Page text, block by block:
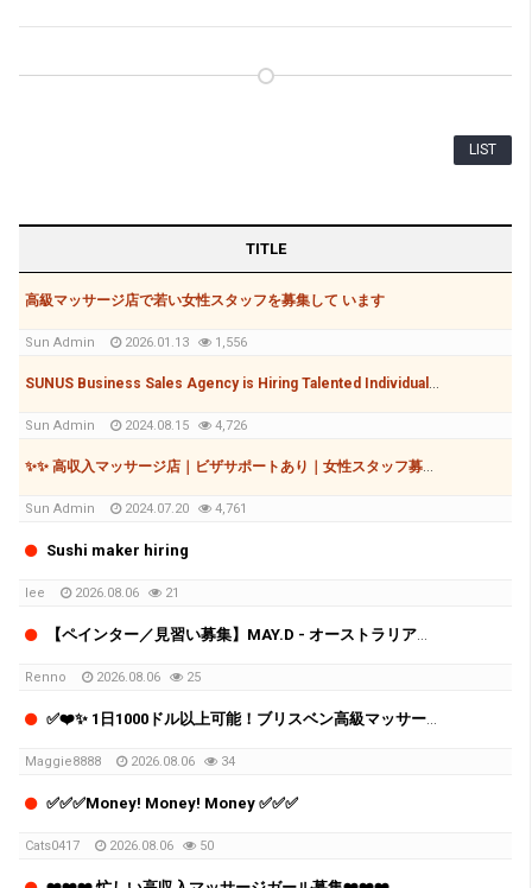
LIST
TITLE
高級マッサージ店で若い女性スタッフを募集して います
Sun Admin 2026.01.13 1,556
SUNUS Business Sales Agency is Hiring Talented Individuals to Grow Together!
Sun Admin 2024.08.15 4,726
✨✨ 高収入マッサージ店｜ビザサポートあり｜女性スタッフ募集✨✨
Sun Admin 2024.07.20 4,761
Sushi maker hiring
lee 2026.08.06 21
【ペインター／見習い募集】MAY.D - オーストラリア・韓国ペインティング会社
Renno 2026.08.06 25
✅❤️✨ 1日1000ドル以上可能！ブリスベン高級マッサージチェーン スタッフ募集中 ✨✅❤️
Maggie8888 2026.08.06 34
✅✅✅Money! Money! Money ✅✅✅
Cats0417 2026.08.06 50